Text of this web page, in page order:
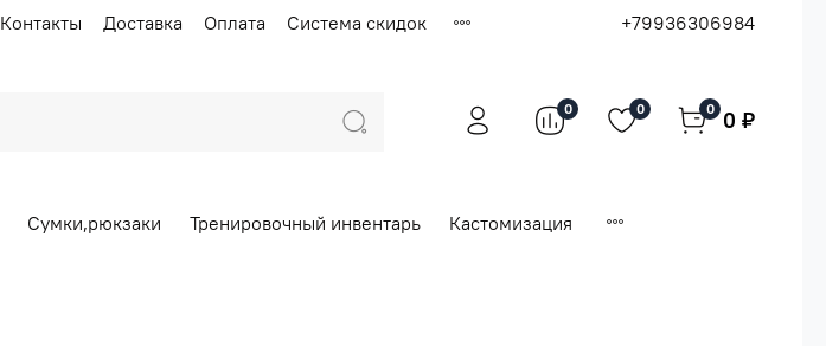
Контакты Доставка Оплата Система скидок +79936306984
0 0 0 0 ₽
Сумки,рюкзаки Тренировочный инвентарь
Кастомизация